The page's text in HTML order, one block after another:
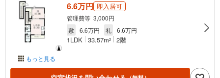
もっと見る
6.6万円 即入居可
管理費等 3,000円
敷
6.6万円 礼 6.6万円
1LDK 33.57m2 2階